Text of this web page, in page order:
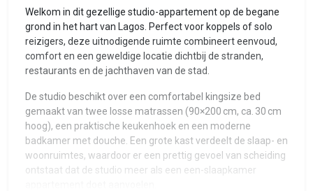
Welkom in dit gezellige studio-appartement op de begane
grond in het hart van Lagos. Perfect voor koppels of solo
reizigers, deze uitnodigende ruimte combineert eenvoud,
comfort en een geweldige locatie dichtbij de stranden,
restaurants en de jachthaven van de stad.
De studio beschikt over een comfortabel kingsize bed
gemaakt van twee losse matrassen (90×200 cm, ca. 30 cm
hoog), een praktische keukenhoek en een moderne
badkamer met douche. Een grote kast verdeelt de slaap- en
woonruimtes, waardoor er een prettig gevoel van scheiding
ontstaat dat de studio meer als een een-slaapkamer